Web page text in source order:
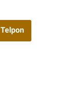
Telpon